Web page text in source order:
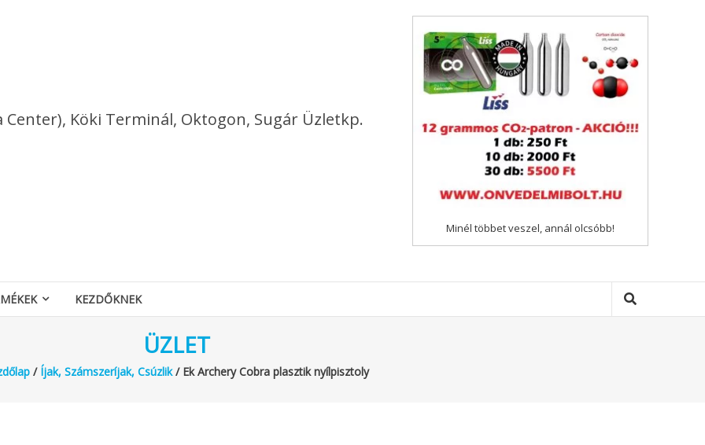
Center), Köki Terminál, Oktogon, Sugár Üzletkp.
Minél többet veszel, annál olcsóbb!
KEZDŐKNEK
ÜZLET
/ Íjak, Számszeríjak, Csúzlik/ Ek Archery Cobra plasztik nyílpisztoly